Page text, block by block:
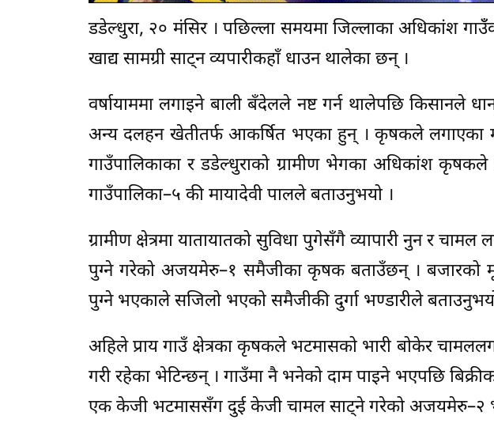
डडेल्धुरा, २० मंसिर । पछिल्ला समयमा जिल्लाका अधिकांश
खाद्य सामग्री साट्न व्यपारीकहाँ धाउन थालेका छन् ।
वर्षायाममा लगाइने बाली बँदेलले नष्ट गर्न थालेपछि किसानले
अन्य दलहन खेतीतर्फ आकर्षित भएका हुन् । कृषकले
गाउँपालिकाका र डडेल्धुराको ग्रामीण भेगका अधिकांश
गाउँपालिका–५ की मायादेवी पालले बताउनुभयो ।
ग्रामीण क्षेत्रमा यातायातको सुविधा पुगेसँगै व्यापारी नुन र
पुग्ने गरेको अजयमेरु–१ समैजीका कृषक बताउँछन् । बजारको
पुग्ने भएकाले सजिलो भएको समैजीकी दुर्गा भण्डारीले
अहिले प्राय गाउँ क्षेत्रका कृषकले भटमासको भारी बोकेर
गरी रहेका भेटिन्छन् । गाउँमा नै भनेको दाम पाइने भएपछि
एक केजी भटमाससँग दुई केजी चामल साट्ने गरेको अजयमेरु–२